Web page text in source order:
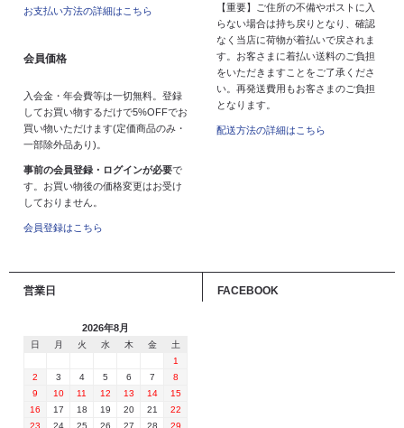
お支払い方法の詳細はこちら
会員価格
入会金・年会費等は一切無料。登録
してお買い物するだけで5%OFFでお
買い物いただけます(定価商品のみ・
一部除外品あり)。
事前の会員登録・ログインが必要で
す。お買い物後の価格変更はお受け
しておりません。
会員登録はこちら
【重要】ご住所の不備やポストに入
らない場合は持ち戻りとなり、確認
なく当店に荷物が着払いで戻されま
す。お客さまに着払い送料のご負担
をいただきますことをご了承くださ
い。再発送費用もお客さまのご負担
となります。
配送方法の詳細はこちら
営業日
2026年8月
日 月 火 水 木 金
土
1
2
3 4 5 6 7
8
9
10 11 12 13 14
15
16
17 18 19 20 21
22
23
24 25 26 27 28
29
FACEBOOK